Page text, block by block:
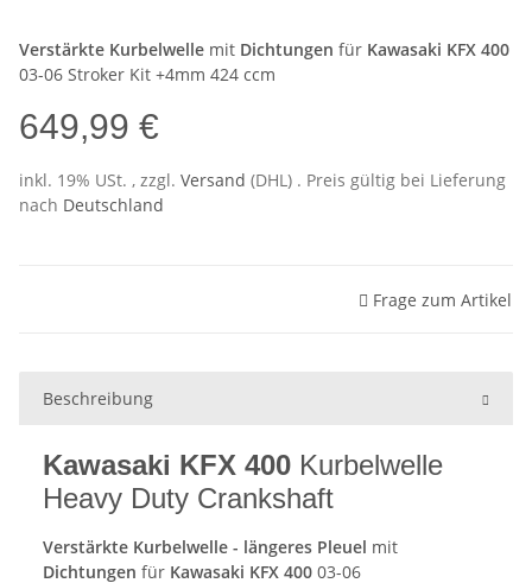
Verstärkte Kurbelwelle mit Dichtungen für Kawasaki KFX 400
03-06 Stroker Kit +4mm 424 ccm
649,99 €
inkl. 19% USt. , zzgl. Versand (DHL) . Preis gültig bei Lieferung
nach Deutschland
Frage zum Artikel
Beschreibung
Kawasaki KFX 400 Kurbelwelle
Heavy Duty Crankshaft
Verstärkte Kurbelwelle - längeres Pleuel mit
Dichtungen für Kawasaki KFX 400 03-06